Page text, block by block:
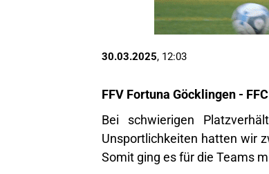
30.03.2025, 12:03
FFV Fortuna Göcklingen - FFC
Bei schwierigen
Unsportlichkeiten hatten wir
Somit ging es für die Teams